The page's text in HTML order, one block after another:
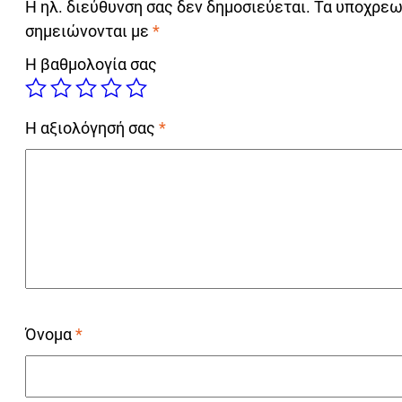
Η ηλ. διεύθυνση σας δεν δημοσιεύεται. Τα
σημειώνονται με *
Η βαθμολογία σας
Η αξιολόγησή σας *
Όνομα*